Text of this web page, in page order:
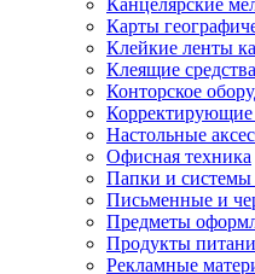
Канцелярские
Карты
Клейкие ленты
Клеящие средства
Конторское
Корректирующие
Настольные
Офисная техника
Папки и системы
Письменные и
Предметы
Продукты
Рекламные